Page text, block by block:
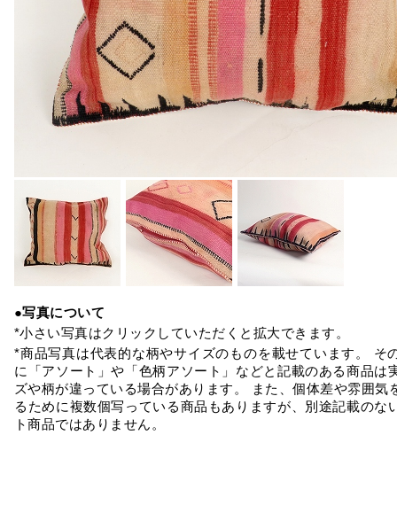
●写真について
*小さい写真はクリックしていただくと拡大できます。
*商品写真は代表的な柄やサイズのものを載せています。 そ
に「アソート」や「色柄アソート」などと記載のある商品は
ズや柄が違っている場合があります。 また、個体差や雰囲気
るために複数個写っている商品もありますが、別途記載のな
ト商品ではありません。